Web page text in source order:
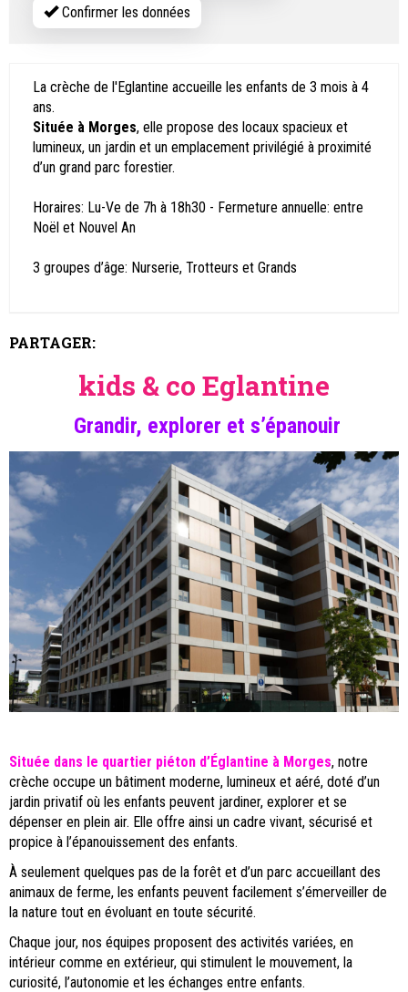
Confirmer les données
La crèche de l'Eglantine accueille les enfants de 3 mois à 4
ans.
Située à Morges, elle propose des locaux spacieux et
lumineux, un jardin et un emplacement privilégié à proximité
d’un grand parc forestier.
Horaires: Lu-Ve de 7h à 18h30 - Fermeture annuelle: entre
Noël et Nouvel An
3 groupes d’âge: Nurserie, Trotteurs et Grands
PARTAGER:
kids & co Eglantine
Grandir, explorer et s’épanouir
Située dans le quartier piéton d’Églantine à Morges, notre
crèche occupe un bâtiment moderne, lumineux et aéré, doté d’un
jardin privatif où les enfants peuvent jardiner, explorer et se
dépenser en plein air. Elle offre ainsi un cadre vivant, sécurisé et
propice à l’épanouissement des enfants.
À seulement quelques pas de la forêt et d’un parc accueillant des
animaux de ferme, les enfants peuvent facilement s’émerveiller de
la nature tout en évoluant en toute sécurité.
Chaque jour, nos équipes proposent des activités variées, en
intérieur comme en extérieur, qui stimulent le mouvement, la
curiosité, l’autonomie et les échanges entre enfants.